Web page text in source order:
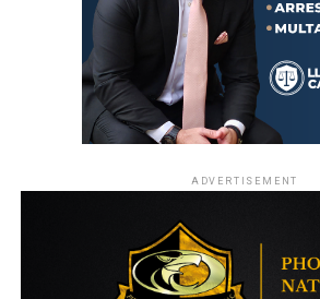
ADVERTISEMENT